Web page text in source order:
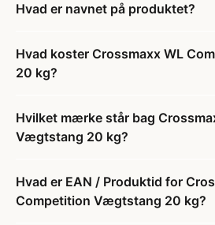
Hvad er navnet på produktet?
Hvad koster Crossmaxx WL
20 kg?
Hvilket mærke står bag
Vægtstang 20 kg?
Hvad er EAN / Produktid for
Competition Vægtstang 20 kg?